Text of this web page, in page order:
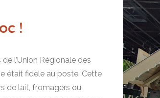
!
l’Union Régionale des
était fidèle au poste. Cette
de lait, fromagers ou